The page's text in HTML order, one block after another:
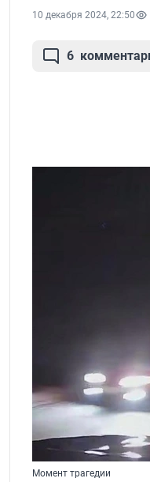
10 декабря 2024, 22:50
6
Момент трагедии